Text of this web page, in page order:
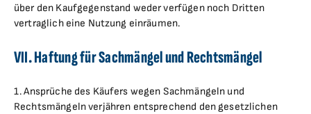
über den Kaufgegenstand weder verfügen noch Dritten
vertraglich eine Nutzung einräumen.
VII. Haftung für Sachmängel und Rechtsmängel
1. Ansprüche des Käufers wegen Sachmängeln und
Rechtsmängeln verjähren entsprechend den gesetzlichen